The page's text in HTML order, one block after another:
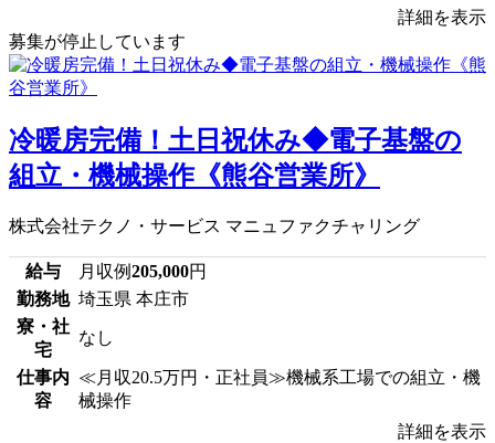
詳細を表示
募集が停止しています
冷暖房完備！土日祝休み◆電子基盤の
組立・機械操作《熊谷営業所》
株式会社テクノ・サービス マニュファクチャリング
給与 月収例205,000円
勤務地 埼玉県 本庄市
寮・社
宅
なし
仕事内
容
≪月収20.5万円・正社員≫機械系工場での組立・機
械操作
詳細を表示